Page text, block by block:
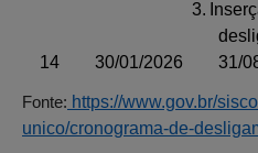
14 30/01/2026
3.
31/
Fonte: https://www.gov.br/
unico/cronograma-de-